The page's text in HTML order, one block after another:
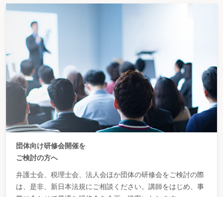
団体向け研修会開催を
ご検討の方へ
弁護士会、税理士会、法人会ほか団体の研修会をご検討の際
は、是非、新日本法規にご相談ください。講師をはじめ、事